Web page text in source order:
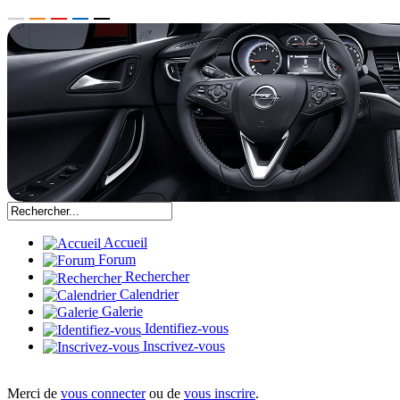
Accueil
Forum
Rechercher
Calendrier
Galerie
Identifiez-vous
Inscrivez-vous
Merci de vous connecterou de vous inscrire.